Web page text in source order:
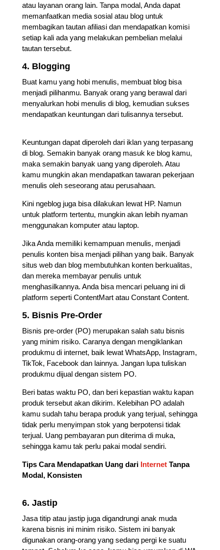
atau layanan orang lain. Tanpa modal, Anda dapat
memanfaatkan media sosial atau blog untuk
membagikan tautan afiliasi dan mendapatkan komisi
setiap kali ada yang melakukan pembelian melalui
tautan tersebut.
4. Blogging
Buat kamu yang hobi menulis, membuat blog bisa
menjadi pilihanmu. Banyak orang yang berawal dari
menyalurkan hobi menulis di blog, kemudian sukses
mendapatkan keuntungan dari tulisannya tersebut.
Keuntungan dapat diperoleh dari iklan yang terpasang
di blog. Semakin banyak orang masuk ke blog kamu,
maka semakin banyak uang yang diperoleh. Atau
kamu mungkin akan mendapatkan tawaran pekerjaan
menulis oleh seseorang atau perusahaan.
Kini ngeblog juga bisa dilakukan lewat HP. Namun
untuk platform tertentu, mungkin akan lebih nyaman
menggunakan komputer atau laptop.
Jika Anda memiliki kemampuan menulis, menjadi
penulis konten bisa menjadi pilihan yang baik. Banyak
situs web dan blog membutuhkan konten berkualitas,
dan mereka membayar penulis untuk
menghasilkannya. Anda bisa mencari peluang ini di
platform seperti ContentMart atau Constant Content.
5. Bisnis Pre-Order
Bisnis pre-order (PO) merupakan salah satu bisnis
yang minim risiko. Caranya dengan mengiklankan
produkmu di internet, baik lewat WhatsApp, Instagram,
TikTok, Facebook dan lainnya. Jangan lupa tuliskan
produkmu dijual dengan sistem PO.
Beri batas waktu PO, dan beri kepastian waktu kapan
produk tersebut akan dikirim. Kelebihan PO adalah
kamu sudah tahu berapa produk yang terjual, sehingga
tidak perlu menyimpan stok yang berpotensi tidak
terjual. Uang pembayaran pun diterima di muka,
sehingga kamu tak perlu pakai modal sendiri.
Tips Cara Mendapatkan Uang dari InternetTanpa
Modal, Konsisten
6. Jastip
Jasa titip atau jastip juga digandrungi anak muda
karena bisnis ini minim risiko. Sistem ini banyak
digunakan orang-orang yang sedang pergi ke suatu